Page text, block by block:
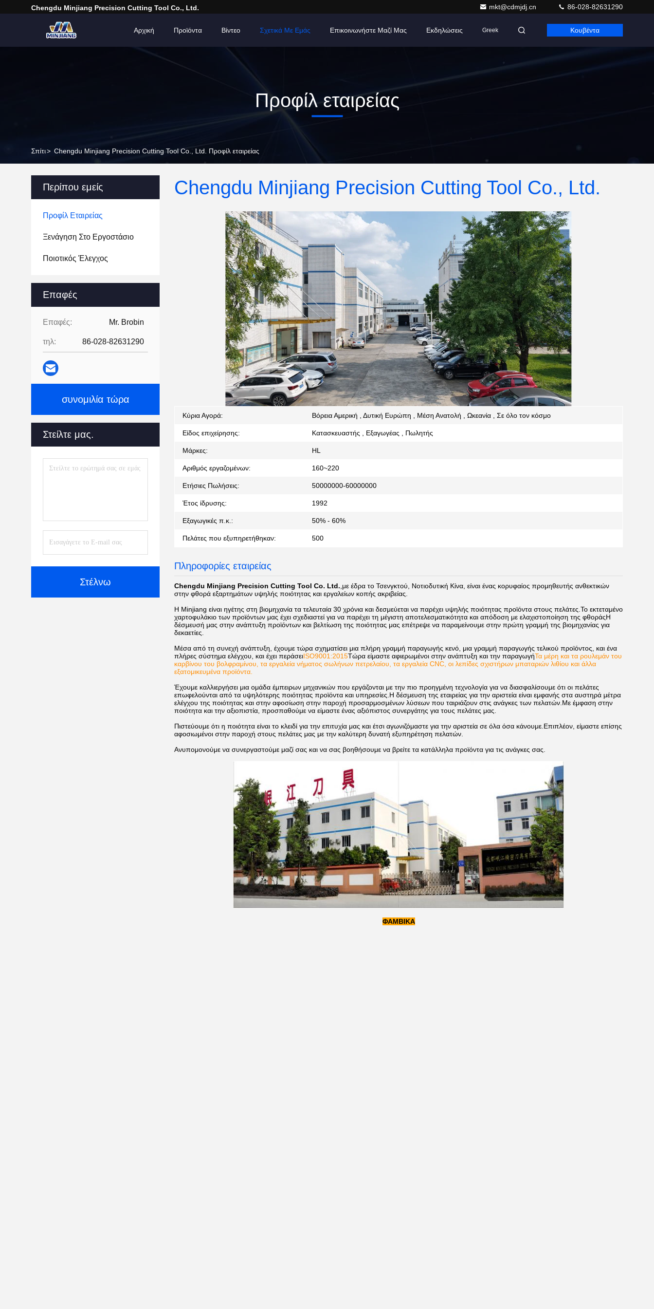
Chengdu Minjiang Precision Cutting Tool Co., Ltd. mkt@cdmjdj.cn 86-028-82631290
Αρχική Προϊόντα Βίντεο Σχετικά Με Εμάς Επικοινωνήστε Μαζί Μας Εκδηλώσεις Greek Κουβέντα
Προφίλ εταιρείας
Σπίτι> Chengdu Minjiang Precision Cutting Tool Co., Ltd. Προφίλ εταιρείας
Περίπου εμείς
Προφίλ Εταιρείας
Ξενάγηση Στο Εργοστάσιο
Ποιοτικός Έλεγχος
Επαφές
Επαφές: Mr. Brobin
τηλ: 86-028-82631290
συνομιλία τώρα
Στείλτε μας.
Στέλνω
Chengdu Minjiang Precision Cutting Tool Co., Ltd.
Κύρια Αγορά: Βόρεια Αμερική , Δυτική Ευρώπη , Μέση Ανατολή , Ωκεανία , Σε όλο τον κόσμο
Είδος επιχείρησης: Κατασκευαστής , Εξαγωγέας , Πωλητής
Μάρκες: HL
Αριθμός εργαζομένων: 160~220
Ετήσιες Πωλήσεις: 50000000-60000000
Έτος ίδρυσης: 1992
Εξαγωγικές π.κ.: 50% - 60%
Πελάτες που εξυπηρετήθηκαν: 500
Πληροφορίες εταιρείας
Chengdu Minjiang Precision Cutting Tool Co. Ltd. με έδρα το Τσενγκτού, Νοτιοδυτική Κίνα, είναι ένας κορυφαίος προμηθευτής ανθεκτικών
στην φθορά εξαρτημάτων υψηλής ποιότητας και εργαλείων κοπής ακριβείας.
Η Minjiang είναι ηγέτης στη βιομηχανία τα τελευταία 30 χρόνια και δεσμεύεται να παρέχει υψηλής ποιότητας προϊόντα στους πελάτες.Το εκτεταμένο
χαρτοφυλάκιο των προϊόντων μας έχει σχεδιαστεί για να παρέχει τη μέγιστη αποτελεσματικότητα και απόδοση με ελαχιστοποίηση της φθοράςΗ
δέσμευσή μας στην ανάπτυξη προϊόντων και βελτίωση της ποιότητας μας επέτρεψε να παραμείνουμε στην πρώτη γραμμή της βιομηχανίας για
δεκαετίες.
Μέσα από τη συνεχή ανάπτυξη, έχουμε τώρα σχηματίσει μια πλήρη γραμμή παραγωγής κενό, μια γραμμή παραγωγής τελικού προϊόντος, και ένα
πλήρες σύστημα ελέγχου, και έχει περάσειISO9001:2015Τώρα είμαστε αφιερωμένοι στην ανάπτυξη και την παραγωγήΤα μέρη και τα ρουλεμάν του
καρβίνου του βολφραμίνου, τα εργαλεία νήματος σωλήνων πετρελαίου, τα εργαλεία CNC, οι λεπίδες σχιστήρων μπαταριών λιθίου και άλλα
εξατομικευμένα προϊόντα.
Έχουμε καλλιεργήσει μια ομάδα έμπειρων μηχανικών που εργάζονται με την πιο προηγμένη τεχνολογία για να διασφαλίσουμε ότι οι πελάτες
επωφελούνται από τα υψηλότερης ποιότητας προϊόντα και υπηρεσίες.Η δέσμευση της εταιρείας για την αριστεία είναι εμφανής στα αυστηρά μέτρα
ελέγχου της ποιότητας και στην αφοσίωση στην παροχή προσαρμοσμένων λύσεων που ταιριάζουν στις ανάγκες των πελατών.Με έμφαση στην
ποιότητα και την αξιοπιστία, προσπαθούμε να είμαστε ένας αξιόπιστος συνεργάτης για τους πελάτες μας.
Πιστεύουμε ότι η ποιότητα είναι το κλειδί για την επιτυχία μας και έτσι αγωνιζόμαστε για την αριστεία σε όλα όσα κάνουμε.Επιπλέον, είμαστε επίσης
αφοσιωμένοι στην παροχή στους πελάτες μας με την καλύτερη δυνατή εξυπηρέτηση πελατών.
Ανυπομονούμε να συνεργαστούμε μαζί σας και να σας βοηθήσουμε να βρείτε τα κατάλληλα προϊόντα για τις ανάγκες σας.
ΦΑΜΒΙΚΑ